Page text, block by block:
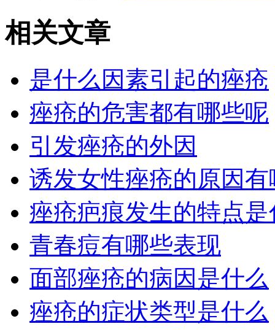
相关文章
是什么因素引起的痤疮
痤疮的危害都有哪些呢
引发痤疮的外因
诱发女性痤疮的原因有
痤疮疤痕发生的特点是
青春痘有哪些表现
面部痤疮的病因是什么
痤疮的症状类型是什么